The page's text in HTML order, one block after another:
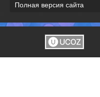
Полная версия сайта